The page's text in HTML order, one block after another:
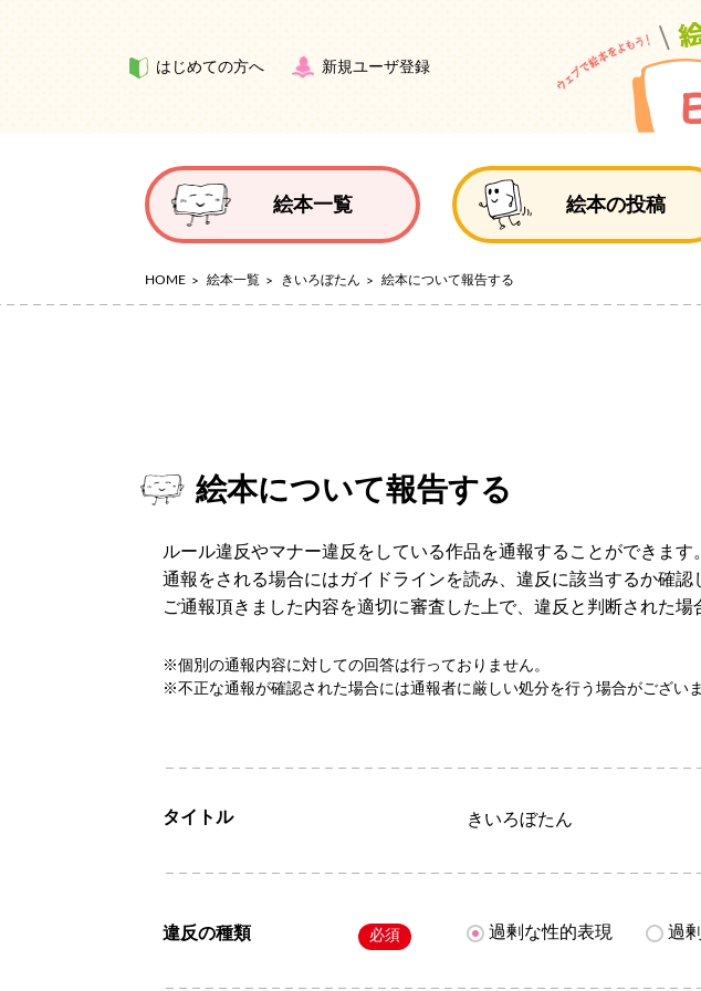
はじめての方へ 新規ユーザ登録
絵本一覧 絵本の投稿
HOME 絵本一覧 きいろぼたん 絵本について報告する
絵本について報告する
ルール違反やマナー違反をしている作品を通報することができます。
通報をされる場合にはガイドラインを読み、違反に該当するか確認
ご通報頂きました内容を適切に審査した上で、違反と判断された
※個別の通報内容に対しての回答は行っておりません。
※不正な通報が確認された場合には通報者に厳しい処分を行う場合がござい
タイトル きいろぼたん
違反の種類 必須 過剰な性的表現 過